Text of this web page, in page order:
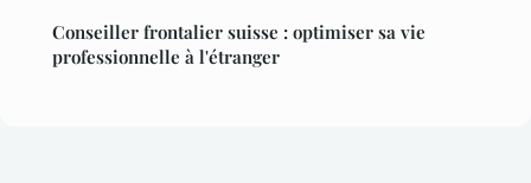
Conseiller frontalier suisse : optimiser sa vie
professionnelle à l'étranger